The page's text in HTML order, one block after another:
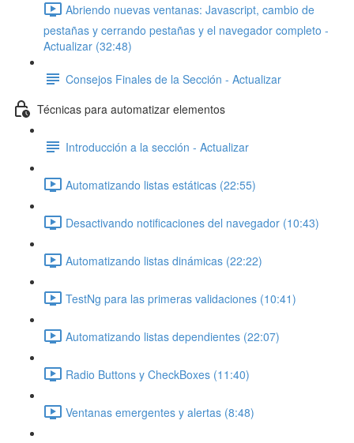
Abriendo nuevas ventanas: Javascript, cambio de
pestañas y cerrando pestañas y el navegador completo -
Actualizar (32:48)
Consejos Finales de la Sección - Actualizar
Técnicas para automatizar elementos
Introducción a la sección - Actualizar
Automatizando listas estáticas (22:55)
Desactivando notificaciones del navegador (10:43)
Automatizando listas dinámicas (22:22)
TestNg para las primeras validaciones (10:41)
Automatizando listas dependientes (22:07)
Radio Buttons y CheckBoxes (11:40)
Ventanas emergentes y alertas (8:48)